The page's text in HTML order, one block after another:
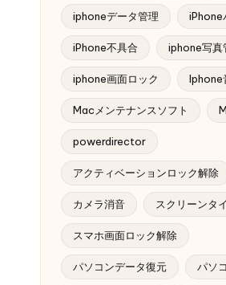
iphoneデータ管理 iPhone
iPhone不具合 iphone写真
iphone画面ロック Iphone
Macメンテナンスソフト
powerdirector
アクティベーションロック解除
カメラ消音 スクリーンタ
スマホ画面ロック解除
パソコンデータ復元 パソ